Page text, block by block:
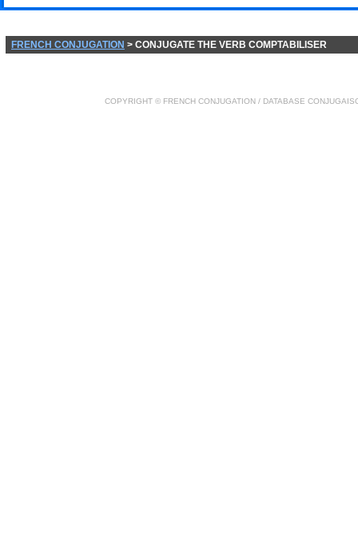
FRENCH CONJUGATION > CONJUGATE THE VERB COMPTABILISER
COPYRIGHT © FRENCH CONJUGATION / DATABASE